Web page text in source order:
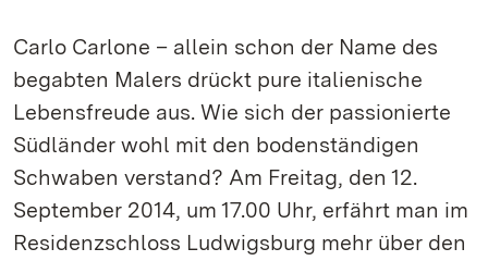
Carlo Carlone – allein schon der Name des
begabten Malers drückt pure italienische
Lebensfreude aus. Wie sich der passionierte
Südländer wohl mit den bodenständigen
Schwaben verstand? Am Freitag, den 12.
September 2014, um 17.00 Uhr, erfährt man im
Residenzschloss Ludwigsburg mehr über den